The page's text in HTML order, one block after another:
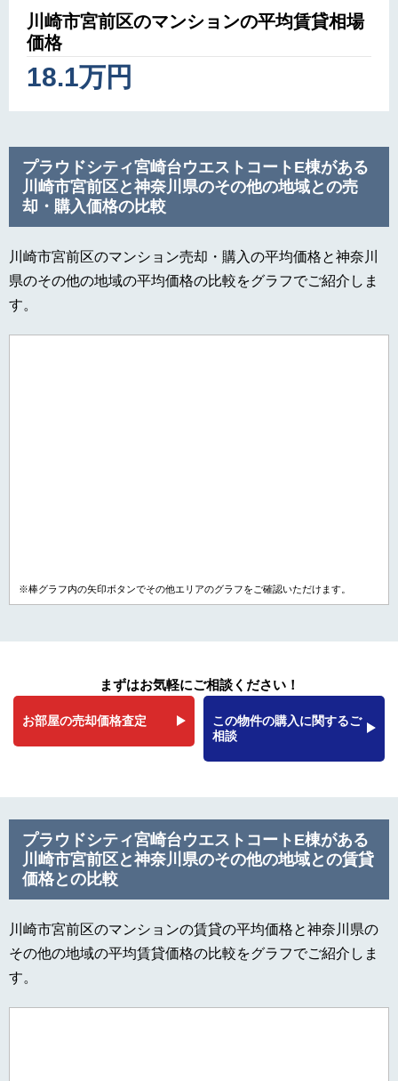
川崎市宮前区のマンションの平均賃貸相場
価格
18.1万円
プラウドシティ宮崎台ウエストコートE棟がある
川崎市宮前区と神奈川県のその他の地域との売
却・購入価格の比較
川崎市宮前区のマンション売却・購入の平均価格と神奈川
県のその他の地域の平均価格の比較をグラフでご紹介しま
す。
※棒グラフ内の矢印ボタンでその他エリアのグラフをご確認いただけます。
まずはお気軽にご相談ください！
お部屋の売却価格査定
この物件の購入に関するご
相談
プラウドシティ宮崎台ウエストコートE棟がある
川崎市宮前区と神奈川県のその他の地域との賃貸
価格との比較
川崎市宮前区のマンションの賃貸の平均価格と神奈川県の
その他の地域の平均賃貸価格の比較をグラフでご紹介しま
す。